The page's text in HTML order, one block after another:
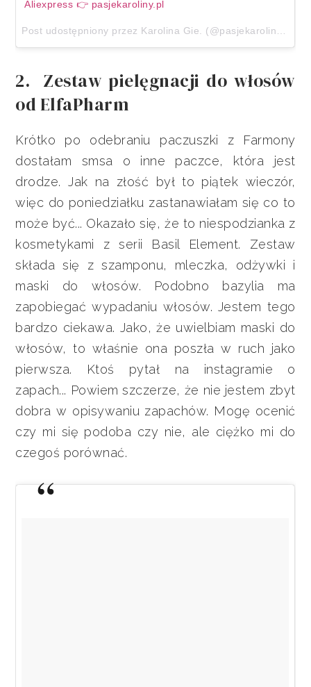
Aliexpress 👉 pasjekaroliny.pl
Post udostępniony przez Karolina Gie. (@pasjekaroliny)
2. Zestaw pielęgnacji do włosów
od ElfaPharm
Krótko po odebraniu paczuszki z Farmony
dostałam smsa o inne paczce, która jest
drodze. Jak na złość był to piątek wieczór,
więc do poniedziałku zastanawiałam się co to
może być... Okazało się, że to niespodzianka z
kosmetykami z serii Basil Element. Zestaw
składa się z szamponu, mleczka, odżywki i
maski do włosów. Podobno bazylia ma
zapobiegać wypadaniu włosów. Jestem tego
bardzo ciekawa. Jako, że uwielbiam maski do
włosów, to właśnie ona poszła w ruch jako
pierwsza. Ktoś pytał na instagramie o
zapach... Powiem szczerze, że nie jestem zbyt
dobra w opisywaniu zapachów. Mogę ocenić
czy mi się podoba czy nie, ale ciężko mi do
czegoś porównać.